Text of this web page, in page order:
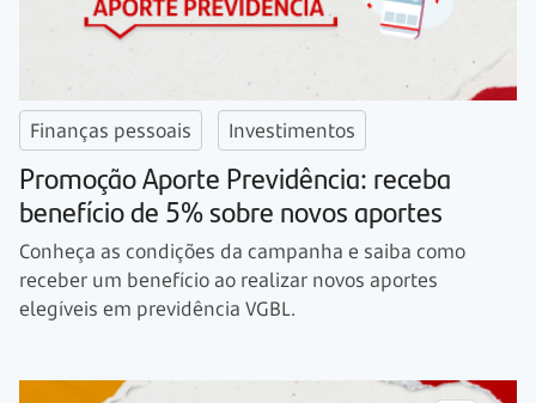
Finanças pessoais Investimentos
Promoção Aporte Previdência: receba
benefício de 5% sobre novos aportes
Conheça as condições da campanha e saiba como
receber um benefício ao realizar novos aportes
elegíveis em previdência VGBL.